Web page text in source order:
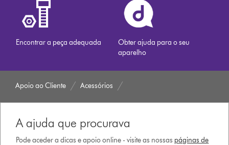
Encontrar a peça adequada
Obter ajuda para o seu
aparelho
Apoio ao Cliente Acessórios
A ajuda que procurava
Pode aceder a dicas e apoio online - visite as nossas páginas de